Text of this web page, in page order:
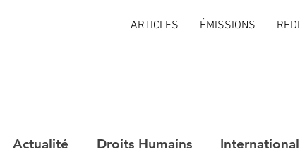
ARTICLES ÉMISSIONS
Actualité Droits Humains International